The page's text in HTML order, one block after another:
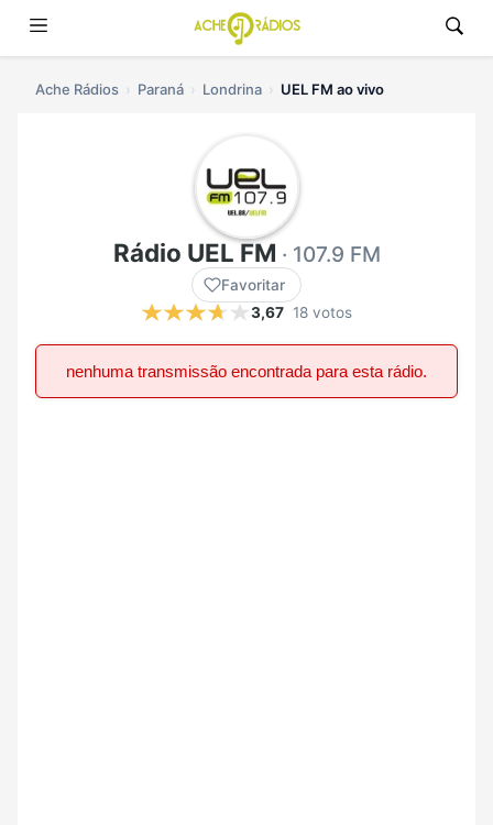
Ache Rádios Paraná Londrina UEL FM ao vivo
Rádio UEL FM · 107.9 FM
Favoritar
3,67 18 votos
nenhuma transmissão encontrada para esta rádio.